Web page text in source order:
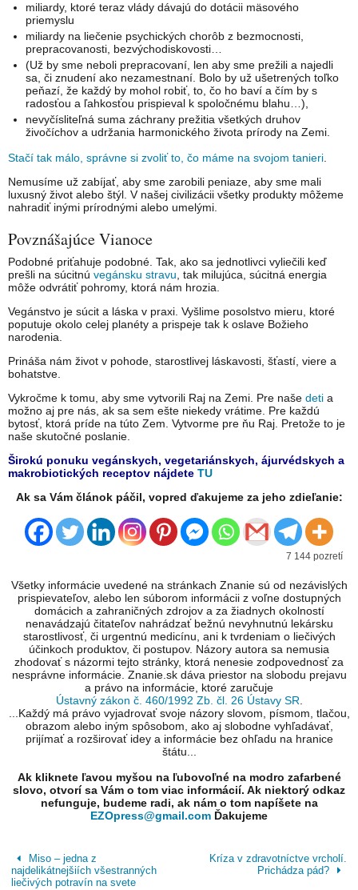
miliardy, ktoré teraz vlády dávajú do dotácii mäsového
priemyslu
miliardy na liečenie psychických chorôb z bezmocnosti,
prepracovanosti, bezvýchodiskovosti…
(Už by sme neboli prepracovaní, len aby sme prežili a najedli
sa, či znudení ako nezamestnaní. Bolo by už ušetrených toľko
peňazí, že každý by mohol robiť, to, čo ho baví a čím by s
radosťou a ľahkosťou prispieval k spoločnému blahu…),
nevyčísliteľná suma záchrany prežitia všetkých druhov
živočíchov a udržania harmonického života prírody na Zemi.
Stačí tak málo, správne si zvoliť to, čo máme na svojom tanieri
Nemusíme už zabíjať, aby sme zarobili peniaze, aby sme mali
luxusný život alebo štýl. V našej civilizácii všetky produkty môžeme
nahradiť inými prírodnými alebo umelými.
Povznášajúce Vianoce
Podobné priťahuje podobné. Tak, ako sa jednotlivci vyliečili keď
prešli na súcitnú vegánsku stravu , tak milujúca, súcitná energia
môže odvrátiť pohromy, ktorá nám hrozia.
Vegánstvo je súcit a láska v praxi. Vyšlime posolstvo mieru, ktoré
poputuje okolo celej planéty a prispeje tak k oslave Božieho
narodenia.
Prináša nám život v pohode, starostlivej láskavosti, šťastí, viere a
bohatstve.
Vykročme k tomu, aby sme vytvorili Raj na Zemi. Pre naše deti a
možno aj pre nás, ak sa sem ešte niekedy vrátime. Pre každú
bytosť, ktorá príde na túto Zem. Vytvorme pre ňu Raj. Pretože to je
naše skutočné poslanie.
Širokú ponuku vegánskych, vegetariánskych, ájurvédskych a
makrobiotických receptov nájdete TU
Ak sa Vám článok páčil, vopred ďakujeme za jeho zdieľanie:
7 144 pozretí
Všetky informácie uvedené na stránkach Znanie sú od nezávislých
prispievateľov, alebo len súborom informácii z voľne dostupných
domácich a zahraničných zdrojov a za žiadnych okolností
nenavádzajú čitateľov nahrádzať bežnú nevyhnutnú lekársku
starostlivosť, či urgentnú medicínu, ani k tvrdeniam o liečivých
účinkoch produktov, či postupov. Názory autora sa nemusia
zhodovať s názormi tejto stránky, ktorá nenesie zodpovednosť za
nesprávne informácie. Znanie.sk dáva priestor na slobodu prejavu
a právo na informácie, ktoré zaručuje
Ústavný zákon č. 460/1992 Zb. čl. 26 Ústavy SR
...Každý má právo vyjadrovať svoje názory slovom, písmom, tlačou,
obrazom alebo iným spôsobom, ako aj slobodne vyhľadávať,
prijímať a rozširovať idey a informácie bez ohľadu na hranice
štátu...
Ak kliknete ľavou myšou na ľubovoľné na modro zafarbené
slovo, otvorí sa Vám o tom viac informácií. Ak niektorý odkaz
nefunguje, budeme radi, ak nám o tom napíšete na
EZOpress@gmail.com Ďakujeme
Miso – jedna z
najdelikátnejšiích všestranných
liečivých potravín na svete
Kríza v zdravotníctve vrcholí.
Prichádza pád?